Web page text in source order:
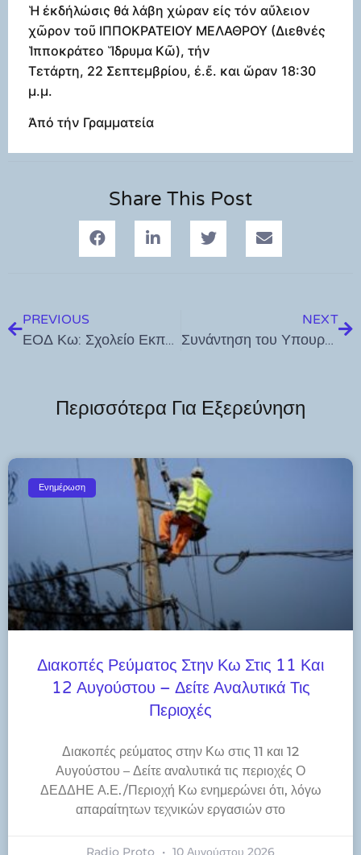
Ἡ ἐκδήλώσις θά λάβη χώραν είς τόν αὔλειον
χῶρον τοῦ ΙΠΠΟΚΡΑΤΕΙΟΥ ΜΕΛΑΘΡΟΥ (Διεθνές
Ἱπποκράτεο Ἵδρυμα Κῶ), τήν
Τετάρτη, 22 Σεπτεμβρίου, ἐ.ἔ. και ὥραν 18:30
μ.μ.
Ἀπό τήν Γραμματεία
Share This Post
PREVIOUS
ΕΟΔ Κω: Σχολείο Εκπαίδευσης Υποψηφίων Διασωστών
NEXT
Συνάντηση του Υπουργού Μετανάστευσης και Ασύλου κ. Νότη Μηταράκη με τους 26 Πρέσβεις στην Ελλάδα των κρατών – μελών της ΕΕ και συνδεδεμένων κρατών Σένγκεν
Περισσότερα Για Εξερεύνηση
Ενημέρωση
Διακοπές Ρεύματος Στην Κω Στις 11 Και
12 Αυγούστου – Δείτε Αναλυτικά Τις
Περιοχές
Διακοπές ρεύματος στην Κω στις 11 και 12
Αυγούστου – Δείτε αναλυτικά τις περιοχές Ο
ΔΕΔΔΗΕ Α.Ε./Περιοχή Κω ενημερώνει ότι, λόγω
απαραίτητων τεχνικών εργασιών στο
Radio Proto 10 Αυγούστου 2026